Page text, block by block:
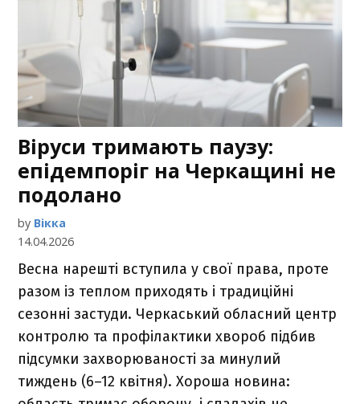
Віруси тримають паузу:
епідемпоріг на Черкащині не
подолано
by Вікка
14.04.2026
Весна нарешті вступила у свої права, проте
разом із теплом приходять і традиційні
сезонні застуди. Черкаський обласний центр
контролю та профілактики хвороб підбив
підсумки захворюваності за минулий
тиждень (6–12 квітня). Хороша новина: